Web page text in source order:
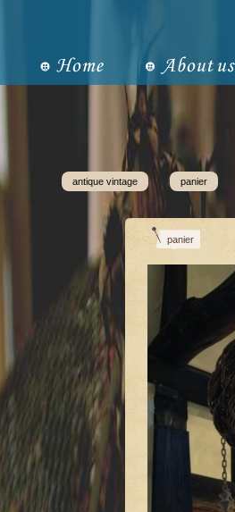
antique vintage panier
panier